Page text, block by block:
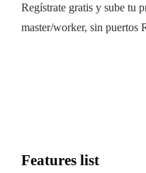
Regístrate gratis y sube tu
master/worker, sin puertos
Features list